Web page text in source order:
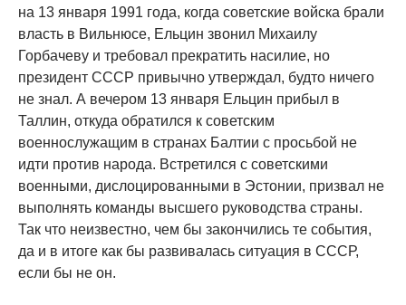
на 13 января 1991 года, когда советские войска брали
власть в Вильнюсе, Ельцин звонил Михаилу
Горбачеву и требовал прекратить насилие, но
президент СССР привычно утверждал, будто ничего
не знал. А вечером 13 января Ельцин прибыл в
Таллин, откуда обратился к советским
военнослужащим в странах Балтии с просьбой не
идти против народа. Встретился с советскими
военными, дислоцированными в Эстонии, призвал не
выполнять команды высшего руководства страны.
Так что неизвестно, чем бы закончились те события,
да и в итоге как бы развивалась ситуация в СССР,
если бы не он.